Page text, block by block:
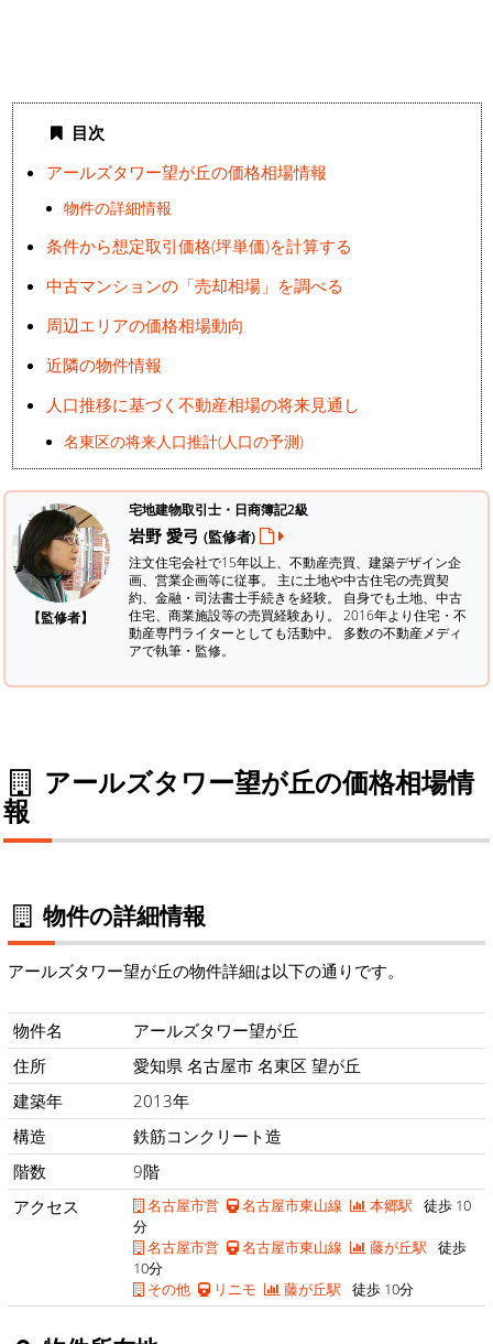
目次
アールズタワー望が丘の価格相場情報
物件の詳細情報
条件から想定取引価格(坪単価)を計算する
中古マンションの「売却相場」を調べる
周辺エリアの価格相場動向
近隣の物件情報
人口推移に基づく不動産相場の将来見通し
名東区の将来人口推計(人口の予測)
【監修者】
宅地建物取引士・日商簿記2級
岩野 愛弓 (監修者)
注文住宅会社で15年以上、不動産売買、建築デザイン企
画、営業企画等に従事。 主に土地や中古住宅の売買契
約、金融・司法書士手続きを経験。 自身でも土地、中古
住宅、商業施設等の売買経験あり。 2016年より住宅・不
動産専門ライターとしても活動中。 多数の不動産メディ
アで執筆・監修。
アールズタワー望が丘の価格相場情
報
物件の詳細情報
アールズタワー望が丘の物件詳細は以下の通りです。
物件名
アールズタワー望が丘
住所
愛知県 名古屋市 名東区 望が丘
建築年
2013年
構造
鉄筋コンクリート造
階数
9階
アクセス
名古屋市営 名古屋市東山線 本郷駅 徒歩 10
分
名古屋市営
名古屋市東山線 藤が丘駅 徒歩
10分
その他
リニモ 藤が丘駅 徒歩 10分